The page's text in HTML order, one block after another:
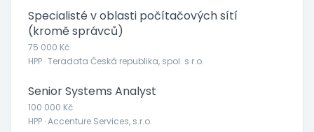
Specialisté v oblasti počítačových sítí
(kromě správců)
75 000 Kč
HPP · Teradata Česká republika, spol. s r.o.
Senior Systems Analyst
100 000 Kč
HPP · Accenture Services, s.r.o.